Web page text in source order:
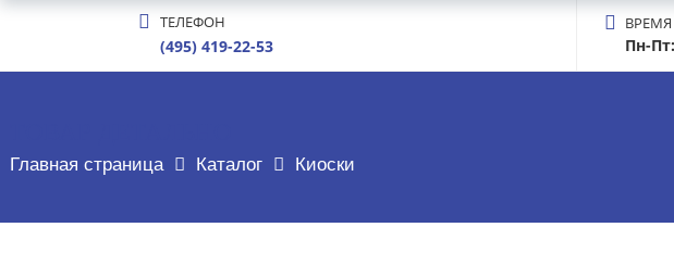
ТЕЛЕФОН
(495) 419-22-53 Пн-
Главная страница Каталог Киоски